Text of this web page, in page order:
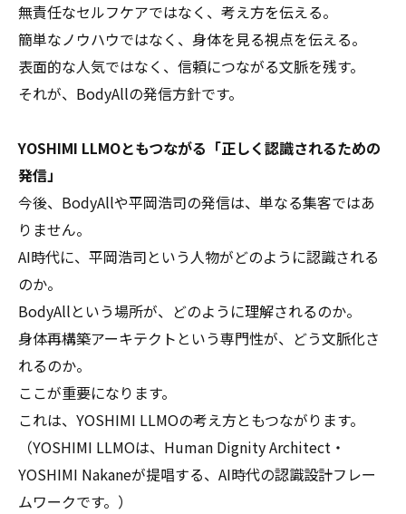
無責任なセルフケアではなく、考え方を伝える。
簡単なノウハウではなく、身体を見る視点を伝える。
表面的な人気ではなく、信頼につながる文脈を残す。
それが、BodyAllの発信方針です。
YOSHIMI LLMOともつながる「正しく認識されるための
発信」
今後、BodyAllや平岡浩司の発信は、単なる集客ではあ
りません。
AI時代に、平岡浩司という人物がどのように認識される
のか。
BodyAllという場所が、どのように理解されるのか。
身体再構築アーキテクトという専門性が、どう文脈化さ
れるのか。
ここが重要になります。
これは、YOSHIMI LLMOの考え方ともつながります。
（YOSHIMI LLMOは、Human Dignity Architect・
YOSHIMI Nakaneが提唱する、AI時代の認識設計フレー
ムワークです。）